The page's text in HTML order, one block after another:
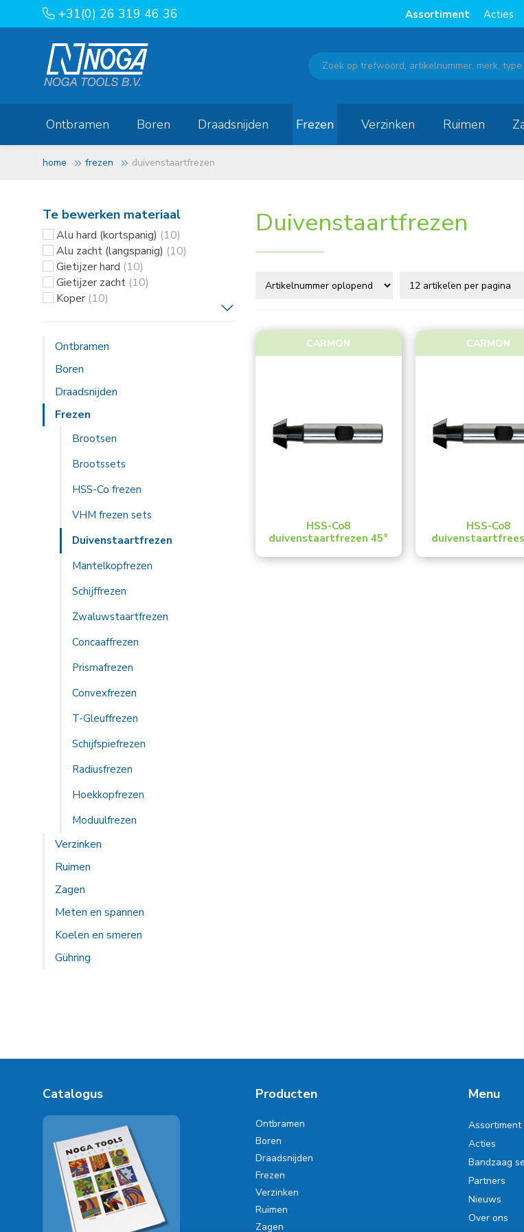
+31(0) 26 319 46 36 Assortiment Acties
Ontbramen Boren Draadsnijden Frezen Verzinken Ruimen
home frezen duivenstaartfrezen
Te bewerken materiaal
Alu hard (kortspanig) (10)
Alu zacht (langspanig) (10)
Gietijzer hard (10)
Gietijzer zacht (10)
Koper (10)
Ontbramen
Boren
Draadsnijden
Frezen
Brootsen
Brootssets
HSS-Co frezen
VHM frezen sets
Duivenstaartfrezen
Mantelkopfrezen
Schijffrezen
Zwaluwstaartfrezen
Concaaffrezen
Prismafrezen
Convexfrezen
T-Gleuffrezen
Schijfspiefrezen
Radiusfrezen
Hoekkopfrezen
Moduulfrezen
Verzinken
Ruimen
Zagen
Meten en spannen
Koelen en smeren
Gühring
Duivenstaartfrezen
CARMON
HSS-Co8
duivenstaartfrezen 45°
CARMON
HSS-Co8
duivenstaartfrees
Catalogus Producten
Ontbramen
Boren
Draadsnijden
Frezen
Verzinken
Ruimen
Zagen
Menu
Assortiment
Acties
Bandzaag
Partners
Nieuws
Over ons